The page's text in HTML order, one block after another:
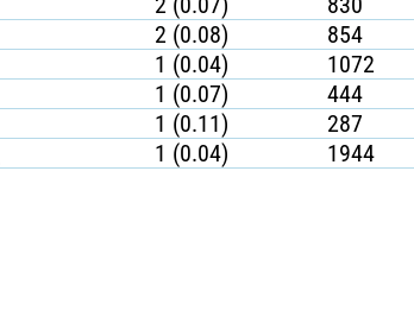
2 (0.08) 854
1 (0.04) 1072
1 (0.07) 444
1 (0.11) 287
1 (0.04) 1944